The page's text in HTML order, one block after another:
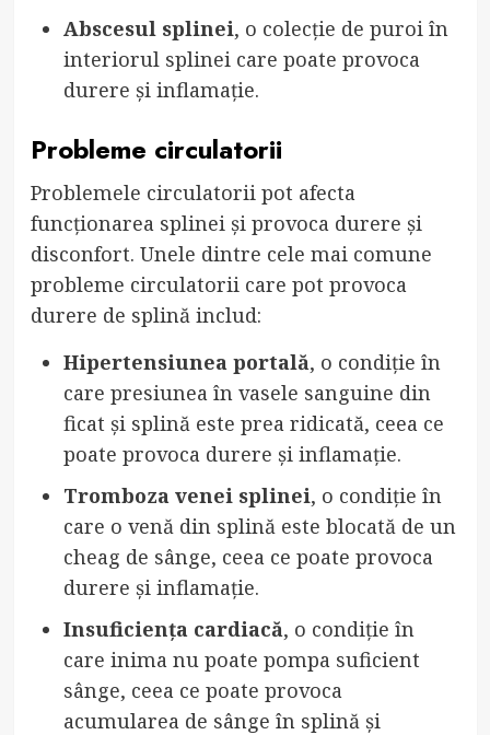
Abscesul splinei, o colecție de puroi în
interiorul splinei care poate provoca
durere și inflamație.
Probleme circulatorii
Problemele circulatorii pot afecta
funcționarea splinei și provoca durere și
disconfort. Unele dintre cele mai comune
probleme circulatorii care pot provoca
durere de splină includ:
Hipertensiunea portală, o condiție în
care presiunea în vasele sanguine din
ficat și splină este prea ridicată, ceea ce
poate provoca durere și inflamație.
Tromboza venei splinei, o condiție în
care o venă din splină este blocată de un
cheag de sânge, ceea ce poate provoca
durere și inflamație.
Insuficiența cardiacă, o condiție în
care inima nu poate pompa suficient
sânge, ceea ce poate provoca
acumularea de sânge în splină și